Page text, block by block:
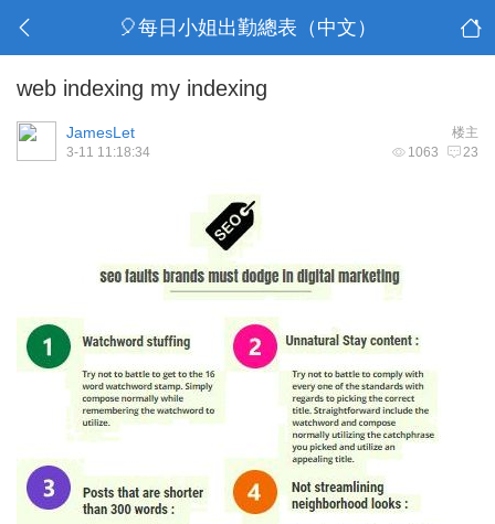
🎈每日小姐出勤總表（中文）
web indexing my indexing
楼主
JamesLet
1063 23
3-11 11:18:34